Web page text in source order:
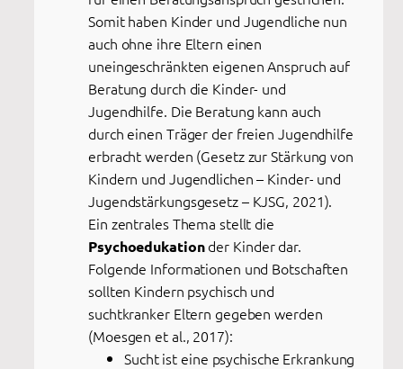
Somit haben Kinder und Jugendliche nun
auch ohne ihre Eltern einen
uneingeschränkten eigenen Anspruch auf
Beratung durch die Kinder- und
Jugendhilfe. Die Beratung kann auch
durch einen Träger der freien Jugendhilfe
erbracht werden (Gesetz zur Stärkung von
Kindern und Jugendlichen – Kinder- und
Jugendstärkungsgesetz – KJSG, 2021).
Ein zentrales Thema stellt die
Psychoedukationder Kinder dar.
Folgende Informationen und Botschaften
sollten Kindern psychisch und
suchtkranker Eltern gegeben werden
(Moesgen et al., 2017):
Sucht ist eine psychische Erkrankung